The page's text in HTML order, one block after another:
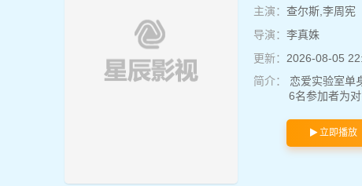
主演： 查尔斯,李周宪
导演： 李真姝
更新： 2026-08-05
简介：
恋爱实验室单
6名参加者为
立即播放